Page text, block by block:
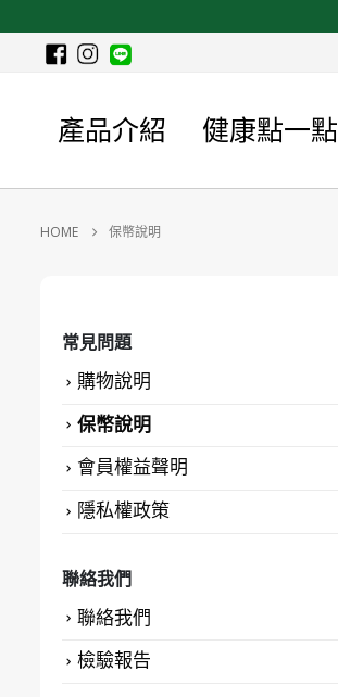
產品介紹 健康點一點
HOME 保幣說明
常見問題
購物說明
保幣說明
會員權益聲明
隱私權政策
聯絡我們
聯絡我們
檢驗報告